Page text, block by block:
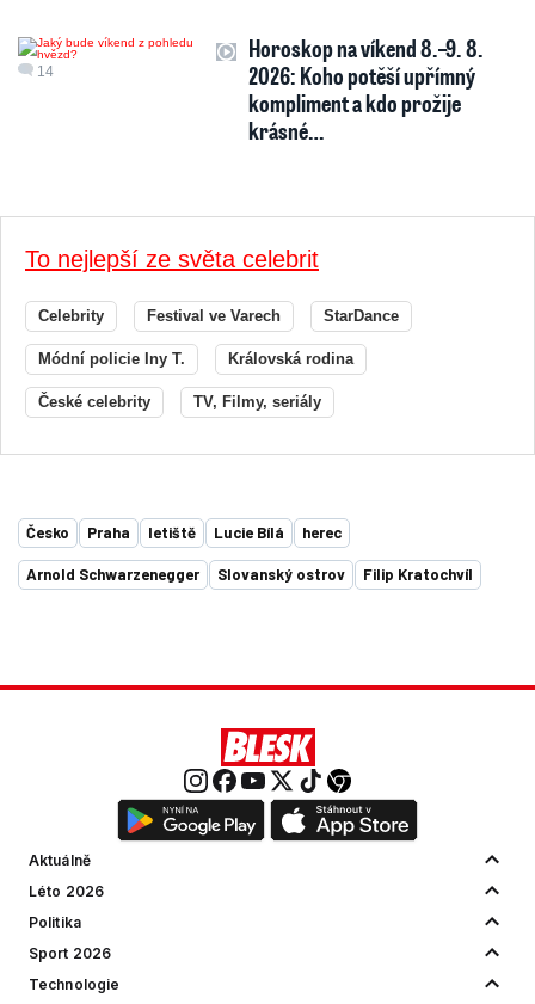
14
Horoskop na víkend 8.–9. 8.
2026: Koho potěší upřímný
kompliment a kdo prožije
krásné…
To nejlepší ze světa celebrit
Celebrity Festival ve Varech StarDance
Módní policie Iny T. Královská rodina
České celebrity TV, Filmy, seriály
Česko Praha letiště Lucie Bílá herec
Arnold Schwarzenegger Slovanský ostrov Filip Kratochvíl
Aktuálně
Léto 2026
Politika
Sport 2026
Technologie